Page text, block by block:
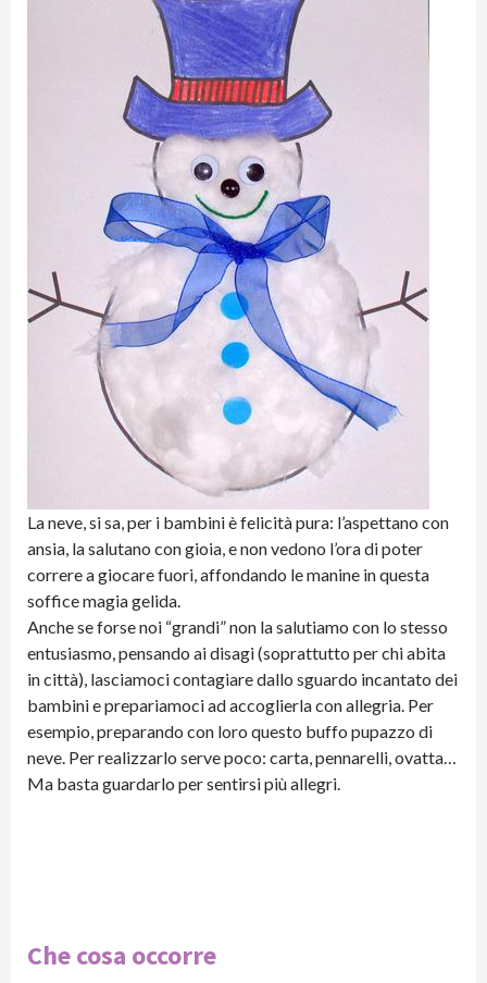
La neve, si sa, per i bambini è felicità pura: l’aspettano con
ansia, la salutano con gioia, e non vedono l’ora di poter
correre a giocare fuori, affondando le manine in questa
soffice magia gelida.
Anche se forse noi “grandi” non la salutiamo con lo stesso
entusiasmo, pensando ai disagi (soprattutto per chi abita
in città), lasciamoci contagiare dallo sguardo incantato dei
bambini e prepariamoci ad accoglierla con allegria. Per
esempio, preparando con loro questo buffo pupazzo di
neve. Per realizzarlo serve poco: carta, pennarelli, ovatta…
Ma basta guardarlo per sentirsi più allegri.
Che cosa occorre